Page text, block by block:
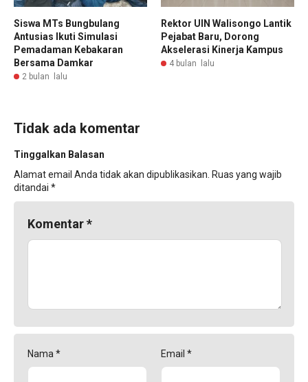
Siswa MTs Bungbulang
Antusias Ikuti Simulasi
Pemadaman Kebakaran
Bersama Damkar
2 bulan lalu
Rektor UIN Walisongo Lantik
Pejabat Baru, Dorong
Akselerasi Kinerja Kampus
4 bulan lalu
Tidak ada komentar
Tinggalkan Balasan
Alamat email Anda tidak akan dipublikasikan. Ruas yang wajib
ditandai *
Komentar*
Nama* Email *